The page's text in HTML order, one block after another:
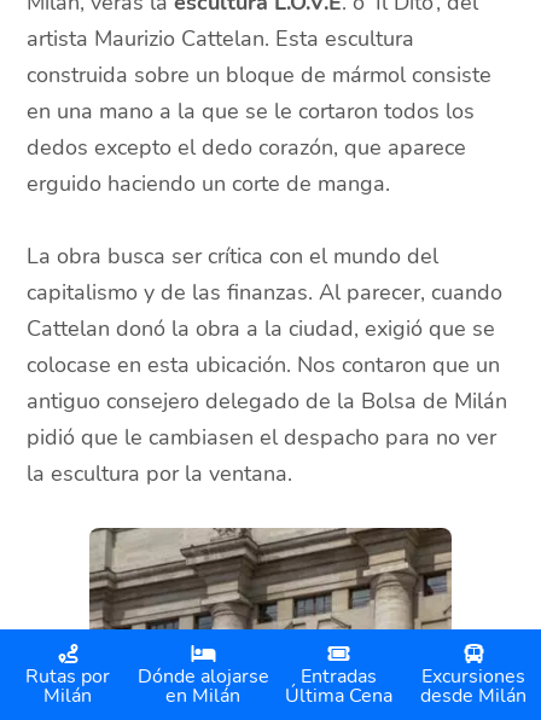
artista Maurizio Cattelan. Esta escultura
construida sobre un bloque de mármol consiste
en una mano a la que se le cortaron todos los
dedos excepto el dedo corazón, que aparece
erguido haciendo un corte de manga.
La obra busca ser crítica con el mundo del
capitalismo y de las finanzas. Al parecer, cuando
Cattelan donó la obra a la ciudad, exigió que se
colocase en esta ubicación. Nos contaron que un
antiguo consejero delegado de la Bolsa de Milán
pidió que le cambiasen el despacho para no ver
la escultura por la ventana.
Rutas por
Milán
Dónde alojarse
en Milán
Entradas
Última Cena
Excursiones
desde Milán